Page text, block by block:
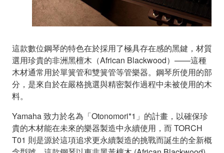
這款數位鋼琴的特色在於採用了極具存在感的黑鍵，材質
選用珍貴的非洲黑檀木（African Blackwood）——這種
木材通常用於單簧管和雙簧管等管樂器。鋼琴所使用的部
分，是來自於在嚴格挑選與精密製作過程中未被使用的木
料。
Yamaha 致力於名為「Otonomori*1」的計畫，以確保珍
貴的木材能在未來的樂器製造中永續使用，而 TORCH
T01 則是源於這項追求更永續製造的挑戰而誕生的全新概